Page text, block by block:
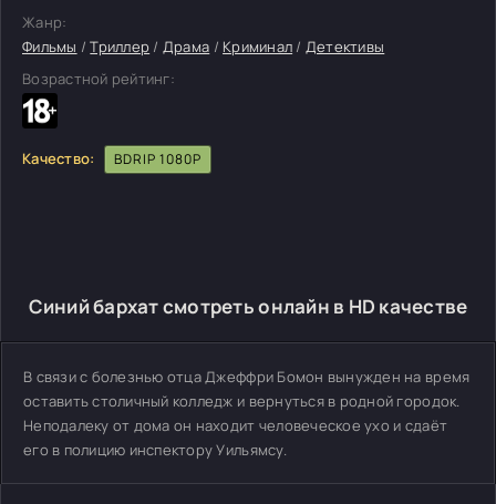
Жанр:
Фильмы /Триллер / Драма / Криминал / Детективы
Возрастной рейтинг:
Качество: BDRIP 1080P
Синий бархат смотреть онлайн в HD качестве
В связи с болезнью отца Джеффри Бомон вынужден на время
оставить столичный колледж и вернуться в родной городок.
Неподалеку от дома он находит человеческое ухо и сдаёт
его в полицию инспектору Уильямсу.